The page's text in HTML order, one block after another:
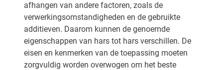
afhangen van andere factoren, zoals de
verwerkingsomstandigheden en de gebruikte
additieven. Daarom kunnen de genoemde
eigenschappen van hars tot hars verschillen. De
eisen en kenmerken van de toepassing moeten
zorgvuldig worden overwogen om het beste